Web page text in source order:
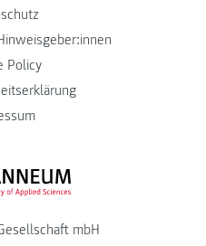
Policy
FH JOANNEUM Logo
mbH